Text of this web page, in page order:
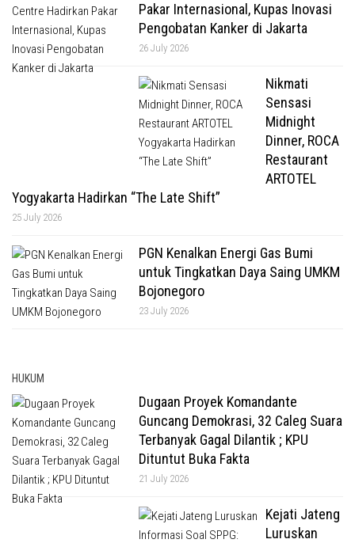
Pakar Internasional, Kupas Inovasi
Pengobatan Kanker di Jakarta
26 July 2026
Nikmati
Sensasi
Midnight
Dinner, ROCA
Restaurant
ARTOTEL
Yogyakarta Hadirkan “The Late Shift”
25 July 2026
PGN Kenalkan Energi Gas Bumi
untuk Tingkatkan Daya Saing UMKM
Bojonegoro
23 July 2026
HUKUM
Dugaan Proyek Komandante
Guncang Demokrasi, 32 Caleg Suara
Terbanyak Gagal Dilantik ; KPU
Dituntut Buka Fakta
21 July 2026
Kejati Jateng
Luruskan